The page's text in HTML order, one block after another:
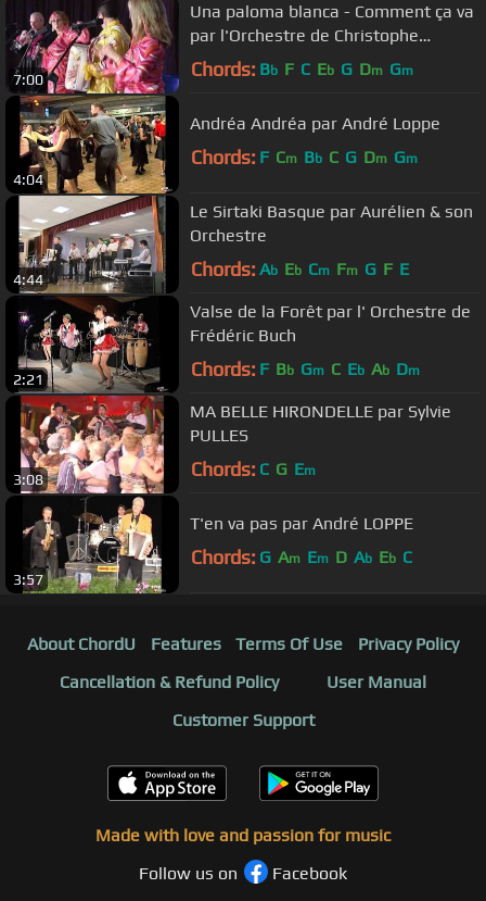
7:00
Una paloma blanca - Comment ça va
par l'Orchestre de Christophe
Demerson
Chords: Bb F C Eb G Dm Gm
4:04
Andréa Andréa par André Loppe
Chords: F Cm Bb C G Dm Gm
4:44
Le Sirtaki Basque par Aurélien & son
Orchestre
Chords: Ab Eb Cm Fm G F E
2:21
Valse de la Forêt par l' Orchestre de
Frédéric Buch
Chords: F Bb Gm C Eb Ab Dm
3:08
MA BELLE HIRONDELLE par Sylvie
PULLES
Chords: C G Em
3:57
T'en va pas par André LOPPE
Chords: G Am Em D Ab Eb C
About ChordU Features Terms Of Use
Privacy Policy
Cancellation & Refund Policy
User Manual
Customer Support
Made with love and passion for music
Follow us on
Facebook